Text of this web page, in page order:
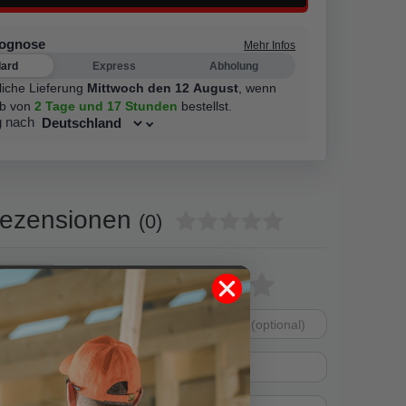
Mehr Infos
Express Abholung
Lieferung Mittwoch den 12 August wenn
von 2 Tage und 17 Stunden bestellst.
nach
(0)
0
0
0
Bewertungssterne
von
4
von
3
von
2
5
Bewertungssternen
Dein
Anzeigename
(optional)
Platzhalter
Titel